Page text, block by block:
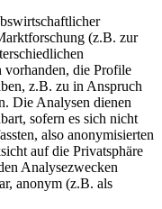
(z.B. zur
vorhanden, die Profile
z.B. zu in Anspruch
Die Analysen dienen
sofern es sich nicht
also anonymisierten
auf die Privatsphäre
Analysezwecken
anonym (z.B. als